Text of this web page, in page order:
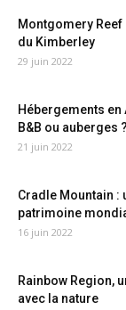
Montgomery
du Kimberley
29 juin 2022
Hébergements en
B&B ou auberges ?
21 juin 2022
Cradle Mountain :
patrimoine
16 juin 2022
Rainbow Region,
avec la nature